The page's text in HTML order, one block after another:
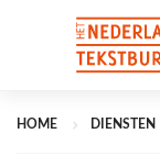
HOME DIENSTEN